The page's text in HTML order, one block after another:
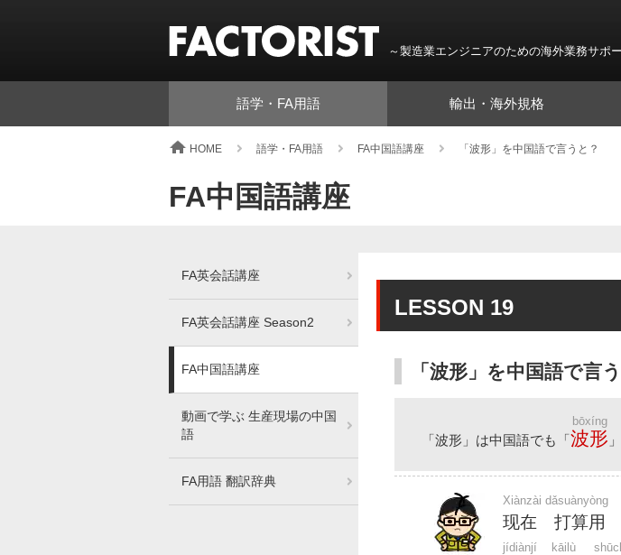
～製造業エンジニアのための海外業務サポ
語学・FA用語 輸出・海外規格
HOME 語学・FA用語 FA中国語講座 「波形」を中国語で言うと？
FA中国語講座
LESSON 19
「波形」を中国語で言
「波形」は中国語でも「波形
bōxíng
Xiànzài dǎsuànyòng
现在 打算用
jídiànjí    kāilù
FA英会話講座
FA英会話講座 Season2
FA中国語講座
動画で学ぶ 生産現場の中国
語
FA用語 翻訳辞典